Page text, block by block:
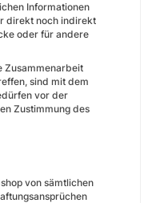
Informationen
direkt noch indirekt
oder für andere
Zusammenarbeit
sind mit dem
vor der
Zustimmung des
von sämtlichen